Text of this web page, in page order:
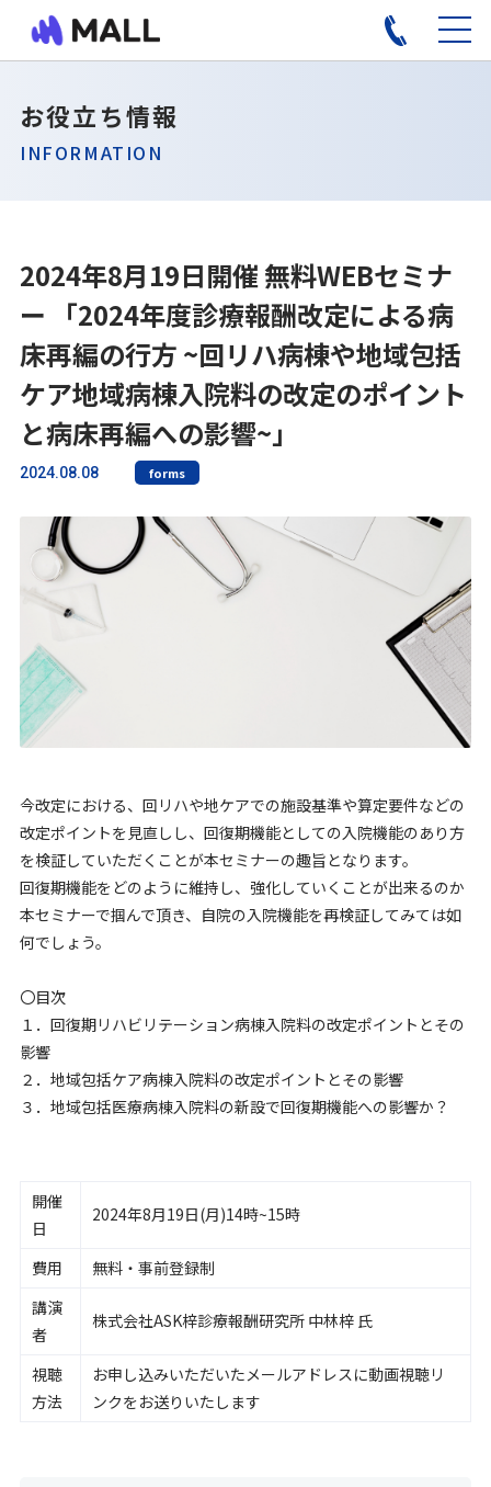
お役立ち情報
INFORMATION
2024年8月19日開催 無料WEBセミナ
ー 「2024年度診療報酬改定による病
床再編の行方 ~回リハ病棟や地域包括
ケア地域病棟入院料の改定のポイント
と病床再編への影響~」
2024.08.08 forms
今改定における、回リハや地ケアでの施設基準や算定要件などの
改定ポイントを見直しし、回復期機能としての入院機能のあり方
を検証していただくことが本セミナーの趣旨となります。
回復期機能をどのように維持し、強化していくことが出来るのか
本セミナーで掴んで頂き、自院の入院機能を再検証してみては如
何でしょう。
〇目次
１．回復期リハビリテーション病棟入院料の改定ポイントとその
影響
２．地域包括ケア病棟入院料の改定ポイントとその影響
３．地域包括医療病棟入院料の新設で回復期機能への影響か？
開催
日
2024年8月19日(月)14時~15時
費用
無料・事前登録制
講演
者
株式会社ASK梓診療報酬研究所 中林梓 氏
視聴
方法
お申し込みいただいたメールアドレスに動画視聴リ
ンクをお送りいたします